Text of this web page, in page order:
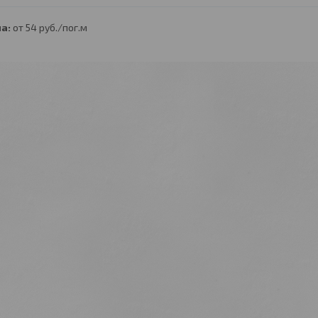
от 54 руб./пог.м